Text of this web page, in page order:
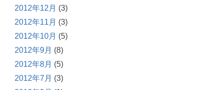
2012年12月 (3)
2012年11月 (3)
2012年10月 (5)
2012年9月 (8)
2012年8月 (5)
2012年7月 (3)